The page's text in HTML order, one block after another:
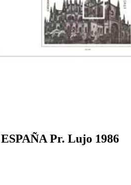
Pr. Lujo 1986